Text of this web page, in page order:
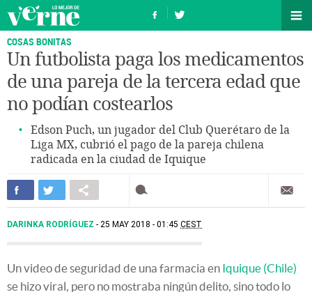
COSAS BONITAS
Un futbolista paga los medicamentos
de una pareja de la tercera edad que
no podían costearlos
Edson Puch, un jugador del Club Querétaro de la
Liga MX, cubrió el pago de la pareja chilena
radicada en la ciudad de Iquique
DARINKA RODRÍGUEZ 25 MAY 2018 - 01:45 CEST
Un video de seguridad de una farmacia en Iquique (Chile)
se hizo viral, pero no mostraba ningún delito, sino todo lo